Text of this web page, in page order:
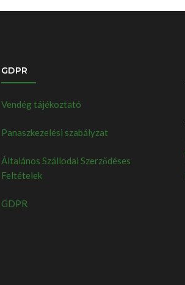
GDPR
Vendég tájékoztató
Panaszkezelési szabályzat
Általános Szállodai Szerződéses
Feltételek
GDPR